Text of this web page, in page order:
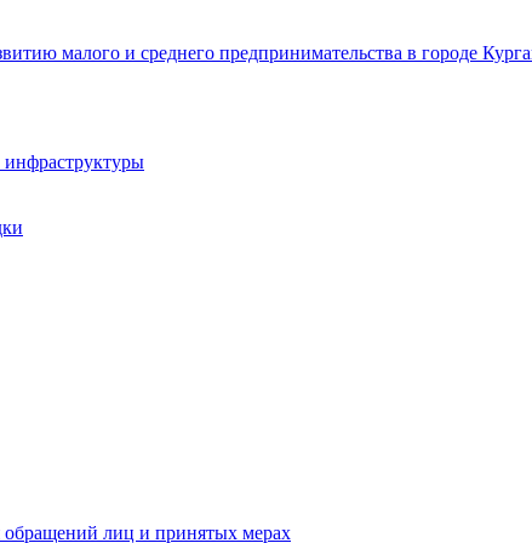
малого и среднего предпринимательства в городе
обращений лиц и принятых мерах